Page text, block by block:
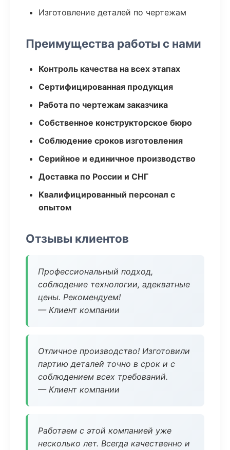
Изготовление деталей по чертежам
Преимущества работы с нами
Контроль качества на всех этапах
Сертифицированная продукция
Работа по чертежам заказчика
Собственное конструкторское бюро
Соблюдение сроков изготовления
Серийное и единичное производство
Доставка по России и СНГ
Квалифицированный персонал с
опытом
Отзывы клиентов
Профессиональный подход,
соблюдение технологии, адекватные
цены. Рекомендуем!
— Клиент компании
Отличное производство! Изготовили
партию деталей точно в срок и с
соблюдением всех требований.
— Клиент компании
Работаем с этой компанией уже
несколько лет. Всегда качественно и